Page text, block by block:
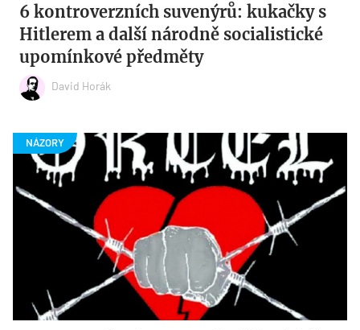
6 kontroverzních suvenýrů: kukačky s
Hitlerem a další národně socialistické
upomínkové předměty
David Horák